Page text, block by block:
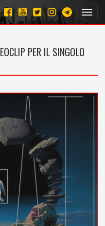
PER IL SINGOLO